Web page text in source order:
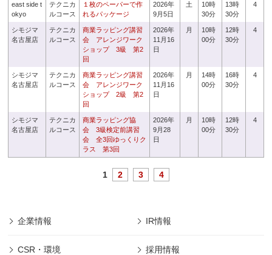
east side t
okyo
テクニカ
ルコース
１枚のペーパーで作
れるパッケージ
2026年
9月5日
土
10時
30分
13時
30分
4
シモジマ
名古屋店
テクニカ
ルコース
商業ラッピング講習
会 アレンジワーク
ショップ 3級 第2
回
2026年
11月16
日
月
10時
00分
12時
30分
4
シモジマ
名古屋店
テクニカ
ルコース
商業ラッピング講習
会 アレンジワーク
ショップ 2級 第2
回
2026年
11月16
日
月
14時
00分
16時
30分
4
シモジマ
名古屋店
テクニカ
ルコース
商業ラッピング協
会 3級検定前講習
会 全3回ゆっくりク
ラス 第3回
2026年
9月28
日
月
10時
00分
12時
30分
4
1 2 3 4
企業情報 IR情報
CSR・環境 採用情報